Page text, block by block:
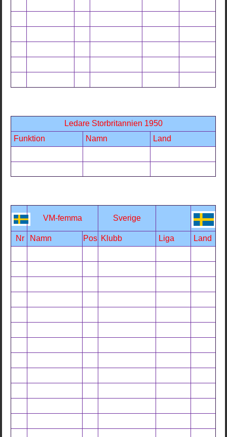
Ledare Storbritannien 1950
Funktion
Namn Land
VM-femma Sverige
Nr Namn Pos Klubb Liga Land